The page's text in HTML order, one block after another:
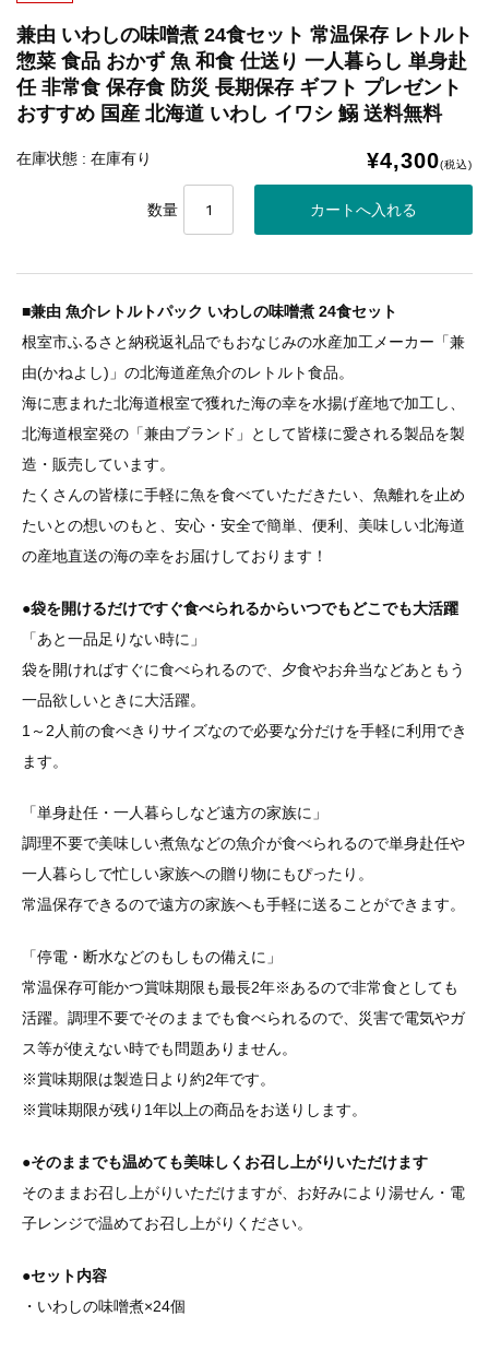
兼由 いわしの味噌煮 24食セット 常温保存 レトルト
惣菜 食品 おかず 魚 和食 仕送り 一人暮らし 単身赴
任 非常食 保存食 防災 長期保存 ギフト プレゼント
おすすめ 国産 北海道 いわし イワシ 鰯 送料無料
在庫状態 : 在庫有り ¥4,300(税込)
数量
■兼由 魚介レトルトパック いわしの味噌煮 24食セット
根室市ふるさと納税返礼品でもおなじみの水産加工メーカー「兼
由(かねよし)」の北海道産魚介のレトルト食品。
海に恵まれた北海道根室で獲れた海の幸を水揚げ産地で加工し、
北海道根室発の「兼由ブランド」として皆様に愛される製品を製
造・販売しています。
たくさんの皆様に手軽に魚を食べていただきたい、魚離れを止め
たいとの想いのもと、安心・安全で簡単、便利、美味しい北海道
の産地直送の海の幸をお届けしております！
●袋を開けるだけですぐ食べられるからいつでもどこでも大活躍
「あと一品足りない時に」
袋を開ければすぐに食べられるので、夕食やお弁当などあともう
一品欲しいときに大活躍。
1～2人前の食べきりサイズなので必要な分だけを手軽に利用でき
ます。
「単身赴任・一人暮らしなど遠方の家族に」
調理不要で美味しい煮魚などの魚介が食べられるので単身赴任や
一人暮らしで忙しい家族への贈り物にもぴったり。
常温保存できるので遠方の家族へも手軽に送ることができます。
「停電・断水などのもしもの備えに」
常温保存可能かつ賞味期限も最長2年※あるので非常食としても
活躍。調理不要でそのままでも食べられるので、災害で電気やガ
ス等が使えない時でも問題ありません。
※賞味期限は製造日より約2年です。
※賞味期限が残り1年以上の商品をお送りします。
●そのままでも温めても美味しくお召し上がりいただけます
そのままお召し上がりいただけますが、お好みにより湯せん・電
子レンジで温めてお召し上がりください。
●セット内容
・いわしの味噌煮×24個